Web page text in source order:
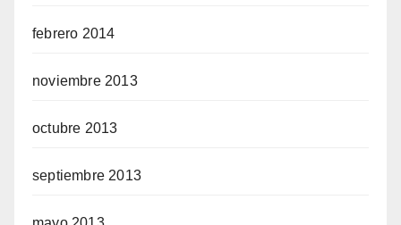
febrero 2014
noviembre 2013
octubre 2013
septiembre 2013